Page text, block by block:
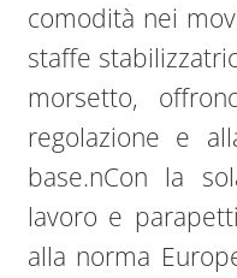
comodità nei
staffe
morsetto,
regolazione e
base.nCon la
lavoro e
alla norma